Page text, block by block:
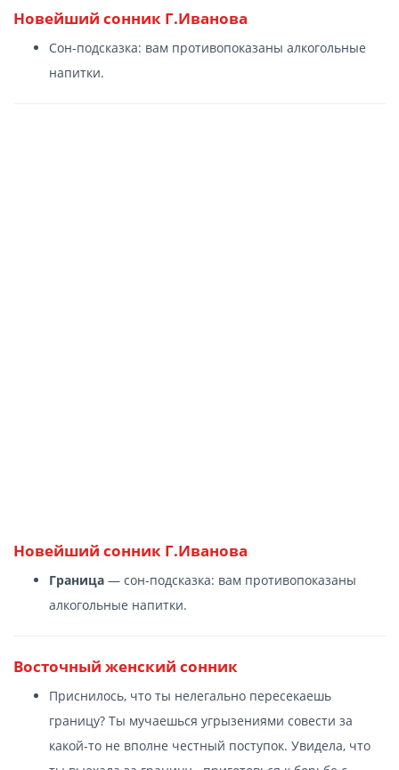
Новейший сонник Г.Иванова
Сон-подсказка: вам противопоказаны алкогольные
напитки.
Новейший сонник Г.Иванова
Граница — сон-подсказка: вам противопоказаны
алкогольные напитки.
Восточный женский сонник
Приснилось, что ты нелегально пересекаешь
границу? Ты мучаешься угрызениями совести за
какой-то не вполне честный поступок. Увидела, что